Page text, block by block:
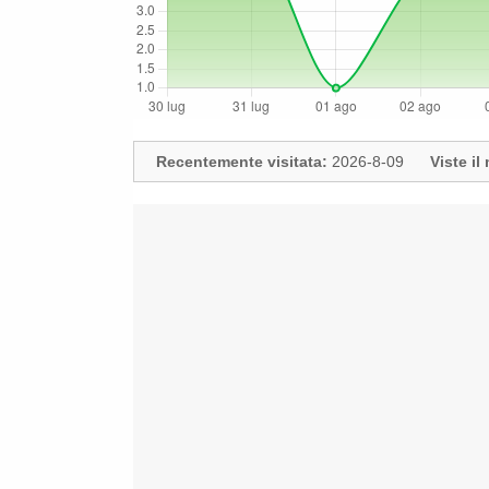
Recentemente visitata: 2026-8-09 Viste il